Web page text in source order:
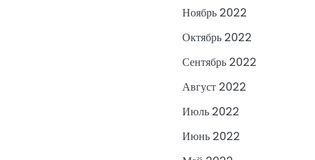
Ноябрь 2022
Октябрь 2022
Сентябрь 2022
Август 2022
Июль 2022
Июнь 2022